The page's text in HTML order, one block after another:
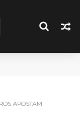
APOSTAM